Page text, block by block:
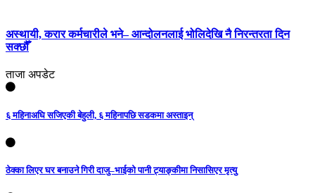
अस्थायी, करार कर्मचारीले भने– आन्दोलनलाई भोलिदेखि नै निरन्तरता दिन
सक्छौँ
ताजा अपडेट
६ महिनाअघि सजिएकी बेहुली, ६ महिनापछि सडकमा अस्ताइन्
ठेक्का लिएर घर बनाउने गिरी दाजु–भाईको पानी ट्याङ्कीमा निसासिएर मृत्यु